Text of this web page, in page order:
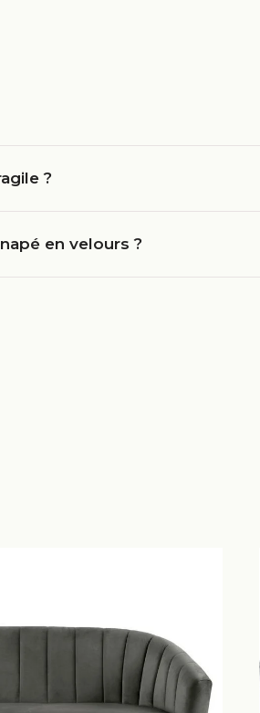
?
en velours ?